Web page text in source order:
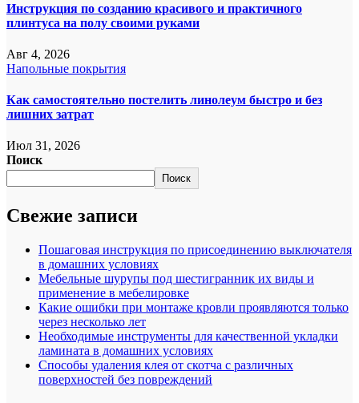
Инструкция по созданию красивого и практичного
плинтуса на полу своими руками
Авг 4, 2026
Напольные покрытия
Как самостоятельно постелить линолеум быстро и без
лишних затрат
Июл 31, 2026
Поиск
Поиск
Свежие записи
Пошаговая инструкция по присоединению выключателя
в домашних условиях
Мебельные шурупы под шестигранник их виды и
применение в мебелировке
Какие ошибки при монтаже кровли проявляются только
через несколько лет
Необходимые инструменты для качественной укладки
ламината в домашних условиях
Способы удаления клея от скотча с различных
поверхностей без повреждений